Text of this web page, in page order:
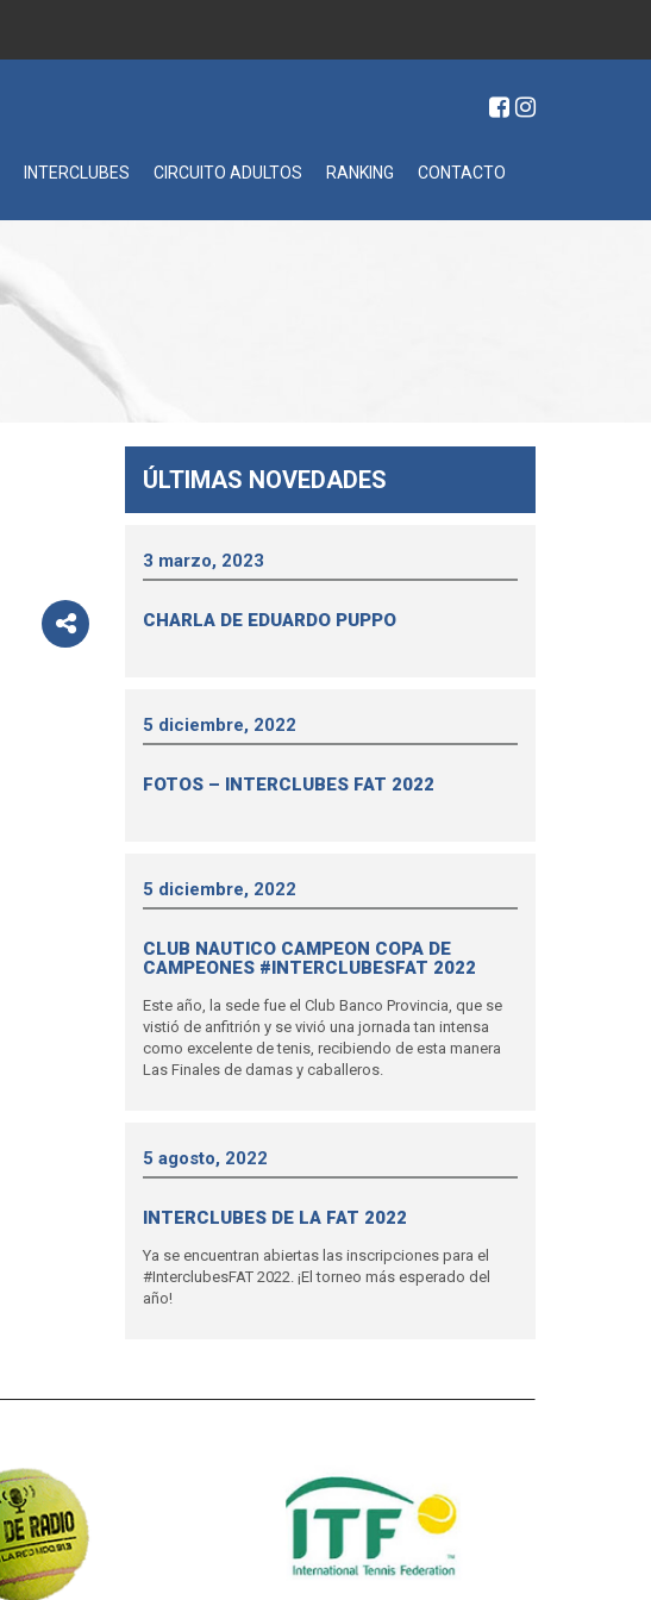
INTERCLUBES CIRCUITO ADULTOS RANKING CONTACTO
ÚLTIMAS NOVEDADES
3 marzo, 2023
CHARLA DE EDUARDO PUPPO
5 diciembre, 2022
FOTOS – INTERCLUBES FAT 2022
5 diciembre, 2022
CLUB NAUTICO CAMPEON COPA DE
CAMPEONES #INTERCLUBESFAT 2022
Este año, la sede fue el Club Banco Provincia, que se
vistió de anfitrión y se vivió una jornada tan intensa
como excelente de tenis, recibiendo de esta manera
Las Finales de damas y caballeros.
5 agosto, 2022
INTERCLUBES DE LA FAT 2022
Ya se encuentran abiertas las inscripciones para el
#InterclubesFAT 2022. ¡El torneo más esperado del
año!